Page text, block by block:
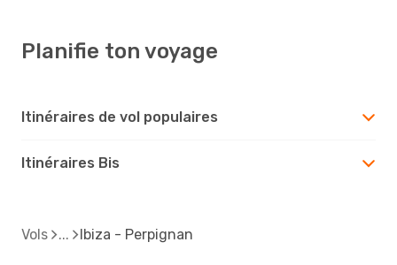
Planifie ton voyage
Itinéraires de vol populaires
Itinéraires Bis
Vols Ibiza - Perpignan